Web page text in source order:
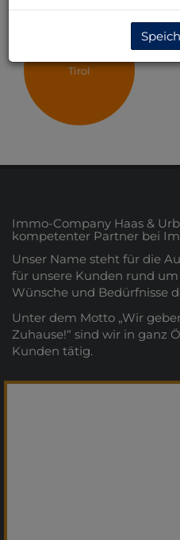
Tirol
Immo-Company Haas &
kompetenter Partner bei
Unser Name steht für die
für unsere Kunden rund
Wünsche und Bedürfnisse
Unter dem Motto „Wir
Zuhause!“ sind wir in ganz
Kunden tätig.